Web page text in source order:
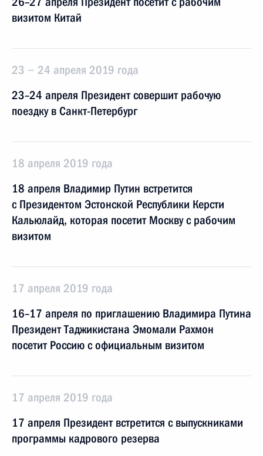
визитом Китай
23 − 24 апреля 2019 года
23–24 апреля Президент совершит рабочую
поездку в Санкт-Петербург
18 апреля 2019 года
18 апреля Владимир Путин встретится
с Президентом Эстонской Республики Керсти
Кальюлайд, которая посетит Москву с рабочим
визитом
17 апреля 2019 года
16–17 апреля по приглашению Владимира Путина
Президент Таджикистана Эмомали Рахмон
посетит Россию с официальным визитом
17 апреля 2019 года
17 апреля Президент встретится с выпускниками
программы кадрового резерва